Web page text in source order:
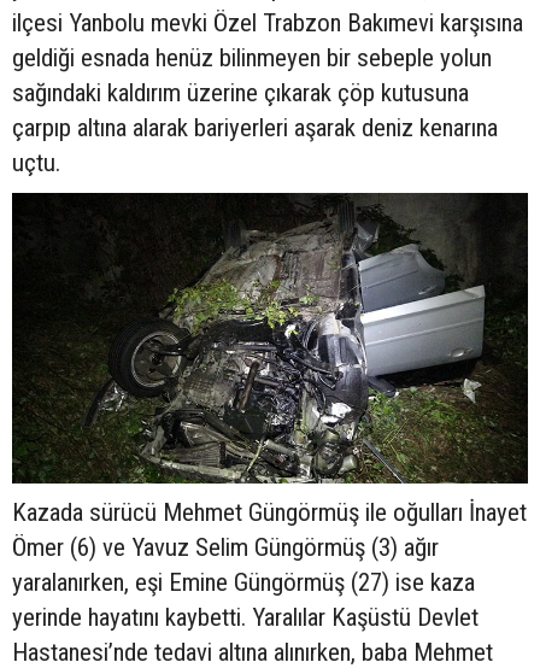
ilçesi Yanbolu mevki Özel Trabzon Bakımevi karşısına
geldiği esnada henüz bilinmeyen bir sebeple yolun
sağındaki kaldırım üzerine çıkarak çöp kutusuna
çarpıp altına alarak bariyerleri aşarak deniz kenarına
uçtu.
Kazada sürücü Mehmet Güngörmüş ile oğulları İnayet
Ömer (6) ve Yavuz Selim Güngörmüş (3) ağır
yaralanırken, eşi Emine Güngörmüş (27) ise kaza
yerinde hayatını kaybetti. Yaralılar Kaşüstü Devlet
Hastanesi’nde tedavi altına alınırken, baba Mehmet